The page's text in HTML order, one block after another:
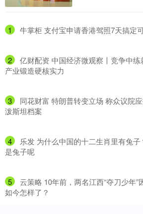
1 牛掌柜 支付宝申请香港驾照7天搞定
2
亿财配资 中国经济微观察丨竞争中
产业锻造硬核实力
3
同花财富 特朗普转变立场 称众议院
泼斯坦档案
4
乐发 为什么中国的十二生肖里有兔
是兔子呢
5
云策略 10年前，两名江西“夺刀少年”
如今怎样了？